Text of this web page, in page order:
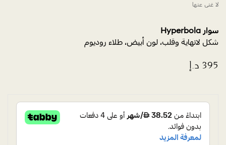
لا غنى عنها
سوار Hyperbola
شكل لانهاية وقلب، لون أبيض، طلاء روديوم